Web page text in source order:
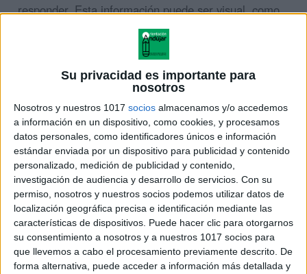
Su privacidad es importante para
nosotros
Nosotros y nuestros 1017 socios almacenamos y/o accedemos
a información en un dispositivo, como cookies, y procesamos
datos personales, como identificadores únicos e información
estándar enviada por un dispositivo para publicidad y contenido
personalizado, medición de publicidad y contenido,
investigación de audiencia y desarrollo de servicios. Con su
permiso, nosotros y nuestros socios podemos utilizar datos de
localización geográfica precisa e identificación mediante las
características de dispositivos. Puede hacer clic para otorgarnos
su consentimiento a nosotros y a nuestros 1017 socios para
que llevemos a cabo el procesamiento previamente descrito. De
forma alternativa, puede acceder a información más detallada y
responder. Esta información puede ser visual, como
letras y números. También puede ser auditiva, como
el lenguaje hablado. Tener una velocidad de
procesamiento lenta dificulta comprender toda la
información lo suficientemente rápido como para
terminar una tarea.
ÚNETE A NUESTRO GRUPO EXCLUSIVO DE
WHATSAPP